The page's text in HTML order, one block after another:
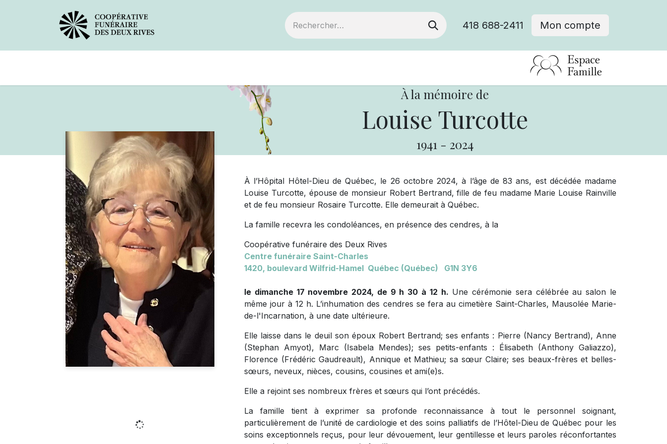
418 688-2411 Mon compte
À la mémoire de
Louise Turcotte
1941 - 2024
À l’Hôpital Hôtel-Dieu de Québec, le 26 octobre 2024, à l’âge de 83 ans, est décédée madame
Louise Turcotte, épouse de monsieur Robert Bertrand, fille de feu madame Marie Louise Rainville
et de feu monsieur Rosaire Turcotte. Elle demeurait à Québec.
La famille recevra les condoléances, en présence des cendres, à la
Coopérative funéraire des Deux Rives
Centre funéraire Saint-Charles
1420, boulevard Wilfrid-Hamel Québec (Québec) G1N 3Y6
le dimanche 17 novembre 2024, de 9 h 30 à 12 h. Une cérémonie sera célébrée au salon le
même jour à 12 h. L’inhumation des cendres se fera au cimetière Saint-Charles, Mausolée Marie-
de-l'Incarnation, à une date ultérieure.
Elle laisse dans le deuil son époux Robert Bertrand; ses enfants : Pierre (Nancy Bertrand), Anne
(Stephan Amyot), Marc (Isabela Mendes); ses petits-enfants : Élisabeth (Anthony Galiazzo),
Florence (Frédéric Gaudreault), Annique et Mathieu; sa sœur Claire; ses beaux-frères et belles-
sœurs, neveux, nièces, cousins, cousines et ami(e)s.
Elle a rejoint ses nombreux frères et sœurs qui l’ont précédés.
La famille tient à exprimer sa profonde reconnaissance à tout le personnel soignant,
particulièrement de l’unité de cardiologie et des soins palliatifs de l’Hôtel-Dieu de Québec pour les
soins exceptionnels reçus, pour leur dévouement, leur gentillesse et leurs paroles réconfortantes